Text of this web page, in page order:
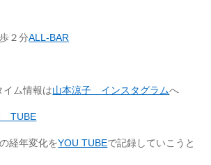
２分ALL-BAR
イム情報は山本涼子 インスタグラムへ
TUBE
経年変化をYOU TUBEで記録していこうと